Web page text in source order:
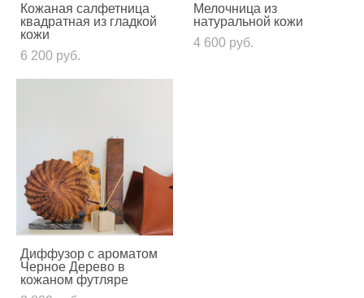
Кожаная салфетница
квадратная из гладкой
кожи
6 200 pуб.
Мелочница из
натуральной кожи
4 600 pуб.
Диффузор с ароматом
Черное Дерево в
кожаном футляре